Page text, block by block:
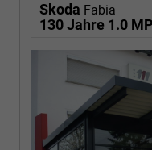
Skoda Fabia